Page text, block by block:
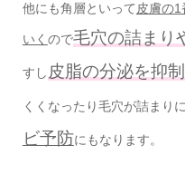
他にも角層といって 皮膚の
いく ので毛穴の詰まり
すし 皮脂の分泌を抑
くくなったり毛穴が詰まり
ビ予防にもなります。